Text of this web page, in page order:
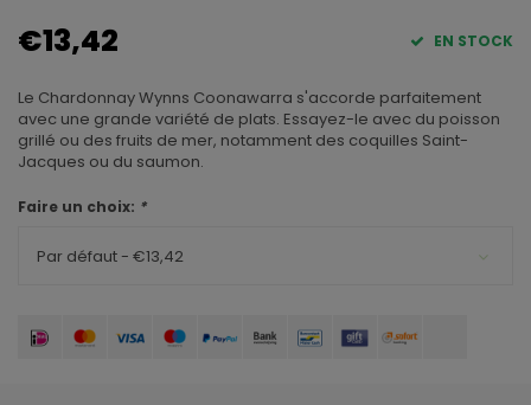
€13,42 EN STOCK
Le Chardonnay Wynns Coonawarra s'accorde parfaitement
avec une grande variété de plats. Essayez-le avec du poisson
grillé ou des fruits de mer, notamment des coquilles Saint-
Jacques ou du saumon.
Faire un choix: *
Par défaut - €13,42